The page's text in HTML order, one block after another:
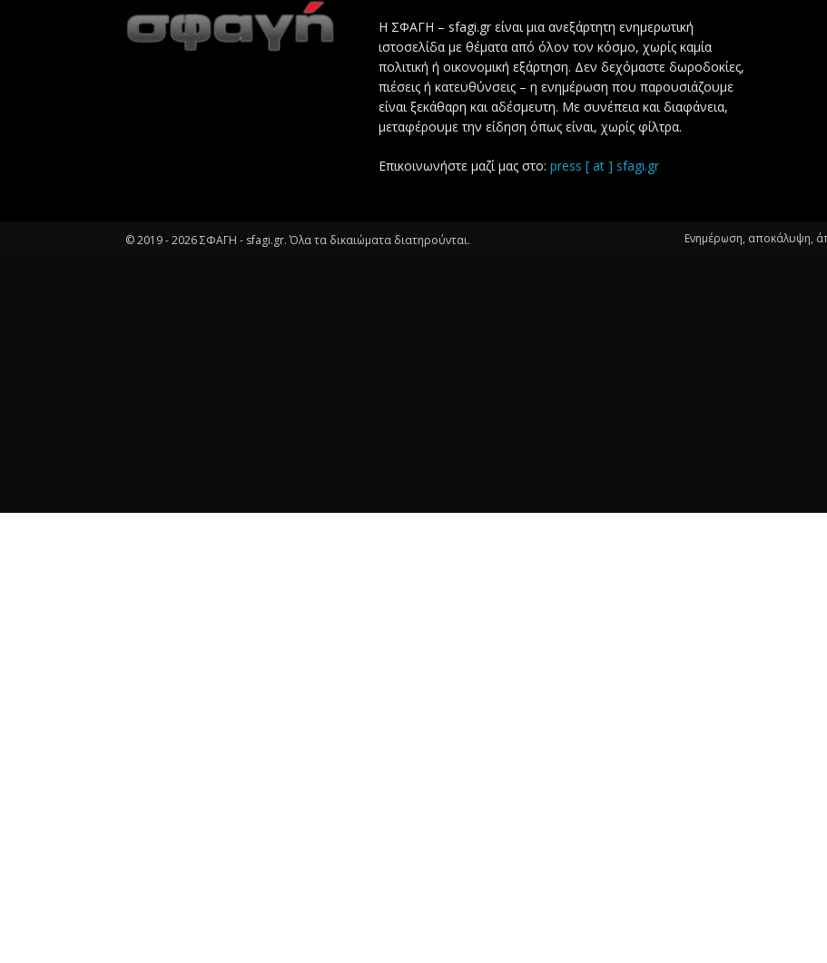
Η ΣΦΑΓΗ – sfagi.gr είναι μια ανεξάρτητη ενημερωτική
ιστοσελίδα με θέματα από όλον τον κόσμο, χωρίς καμία
πολιτική ή οικονομική εξάρτηση. Δεν δεχόμαστε δωροδοκίες,
πιέσεις ή κατευθύνσεις – η ενημέρωση που παρουσιάζουμε
είναι ξεκάθαρη και αδέσμευτη. Με συνέπεια και διαφάνεια,
μεταφέρουμε την είδηση όπως είναι, χωρίς φίλτρα.
Επικοινωνήστε μαζί μας στο: press [ at ] sfagi.gr
© 2019 -2026ΣΦΑΓΗ - sfagi.gr. Όλα τα δικαιώματα διατηρούνται. Ενημέρωση, αποκάλυψη,